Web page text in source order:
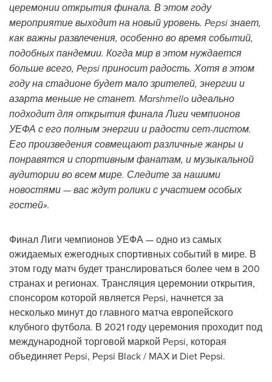
церемонии открытия финала. В этом году
мероприятие выходит на новый уровень. Pepsi знает,
как важны развлечения, особенно во время событий,
подобных пандемии. Когда мир в этом нуждается
больше всего, Pepsi приносит радость. Хотя в этом
году на стадионе будет мало зрителей, энергии и
азарта меньше не станет. Marshmello идеально
подходит для открытия финала Лиги чемпионов
УЕФА с его полным энергии и радости сет-листом.
Его произведения совмещают различные жанры и
понравятся и спортивным фанатам, и музыкальной
аудитории во всем мире. Следите за нашими
новостями — вас ждут ролики с участием особых
гостей».
Финал Лиги чемпионов УЕФА — одно из самых
ожидаемых ежегодных спортивных событий в мире. В
этом году матч будет транслироваться более чем в 200
странах и регионах. Трансляция церемонии открытия,
спонсором которой является Pepsi, начнется за
несколько минут до главного матча европейского
клубного футбола. В 2021 году церемония проходит под
международной торговой маркой Pepsi, которая
объединяет Pepsi, Pepsi Black / MAX и Diet Pepsi.